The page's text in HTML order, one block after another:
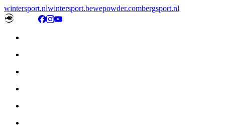
wintersport.nlwintersport.bewepowder.combergsport.nl